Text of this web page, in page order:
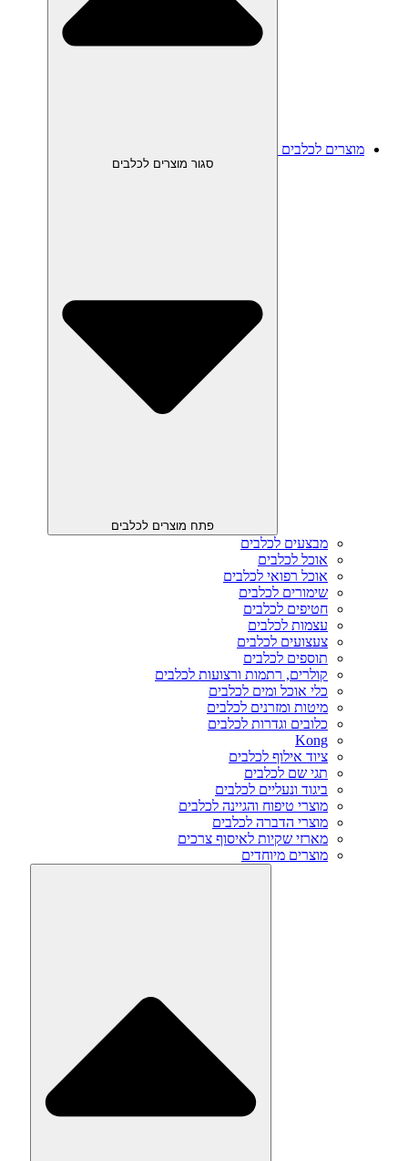
מוצרים לכלבים
סגור מוצרים לכלבים
פתח מוצרים לכלבים
מבצעים לכלבים
אוכל לכלבים
אוכל רפואי לכלבים
שימורים לכלבים
חטיפים לכלבים
עצמות לכלבים
צעצועים לכלבים
תוספים לכלבים
קולרים, רתמות ורצועות לכלבים
כלי אוכל ומים לכלבים
מיטות ומזרנים לכלבים
כלובים וגדרות לכלבים
Kong
ציוד אילוף לכלבים
תגי שם לכלבים
ביגוד ונעליים לכלבים
מוצרי טיפוח והגיינה לכלבים
מוצרי הדברה לכלבים
מארזי שקיות לאיסוף צרכים
מוצרים מיוחדים